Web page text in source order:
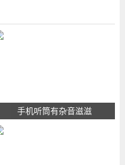
手机听筒有杂音滋滋